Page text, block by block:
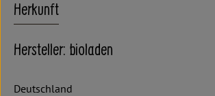
Herkunft
Hersteller: bioladen
Deutschland